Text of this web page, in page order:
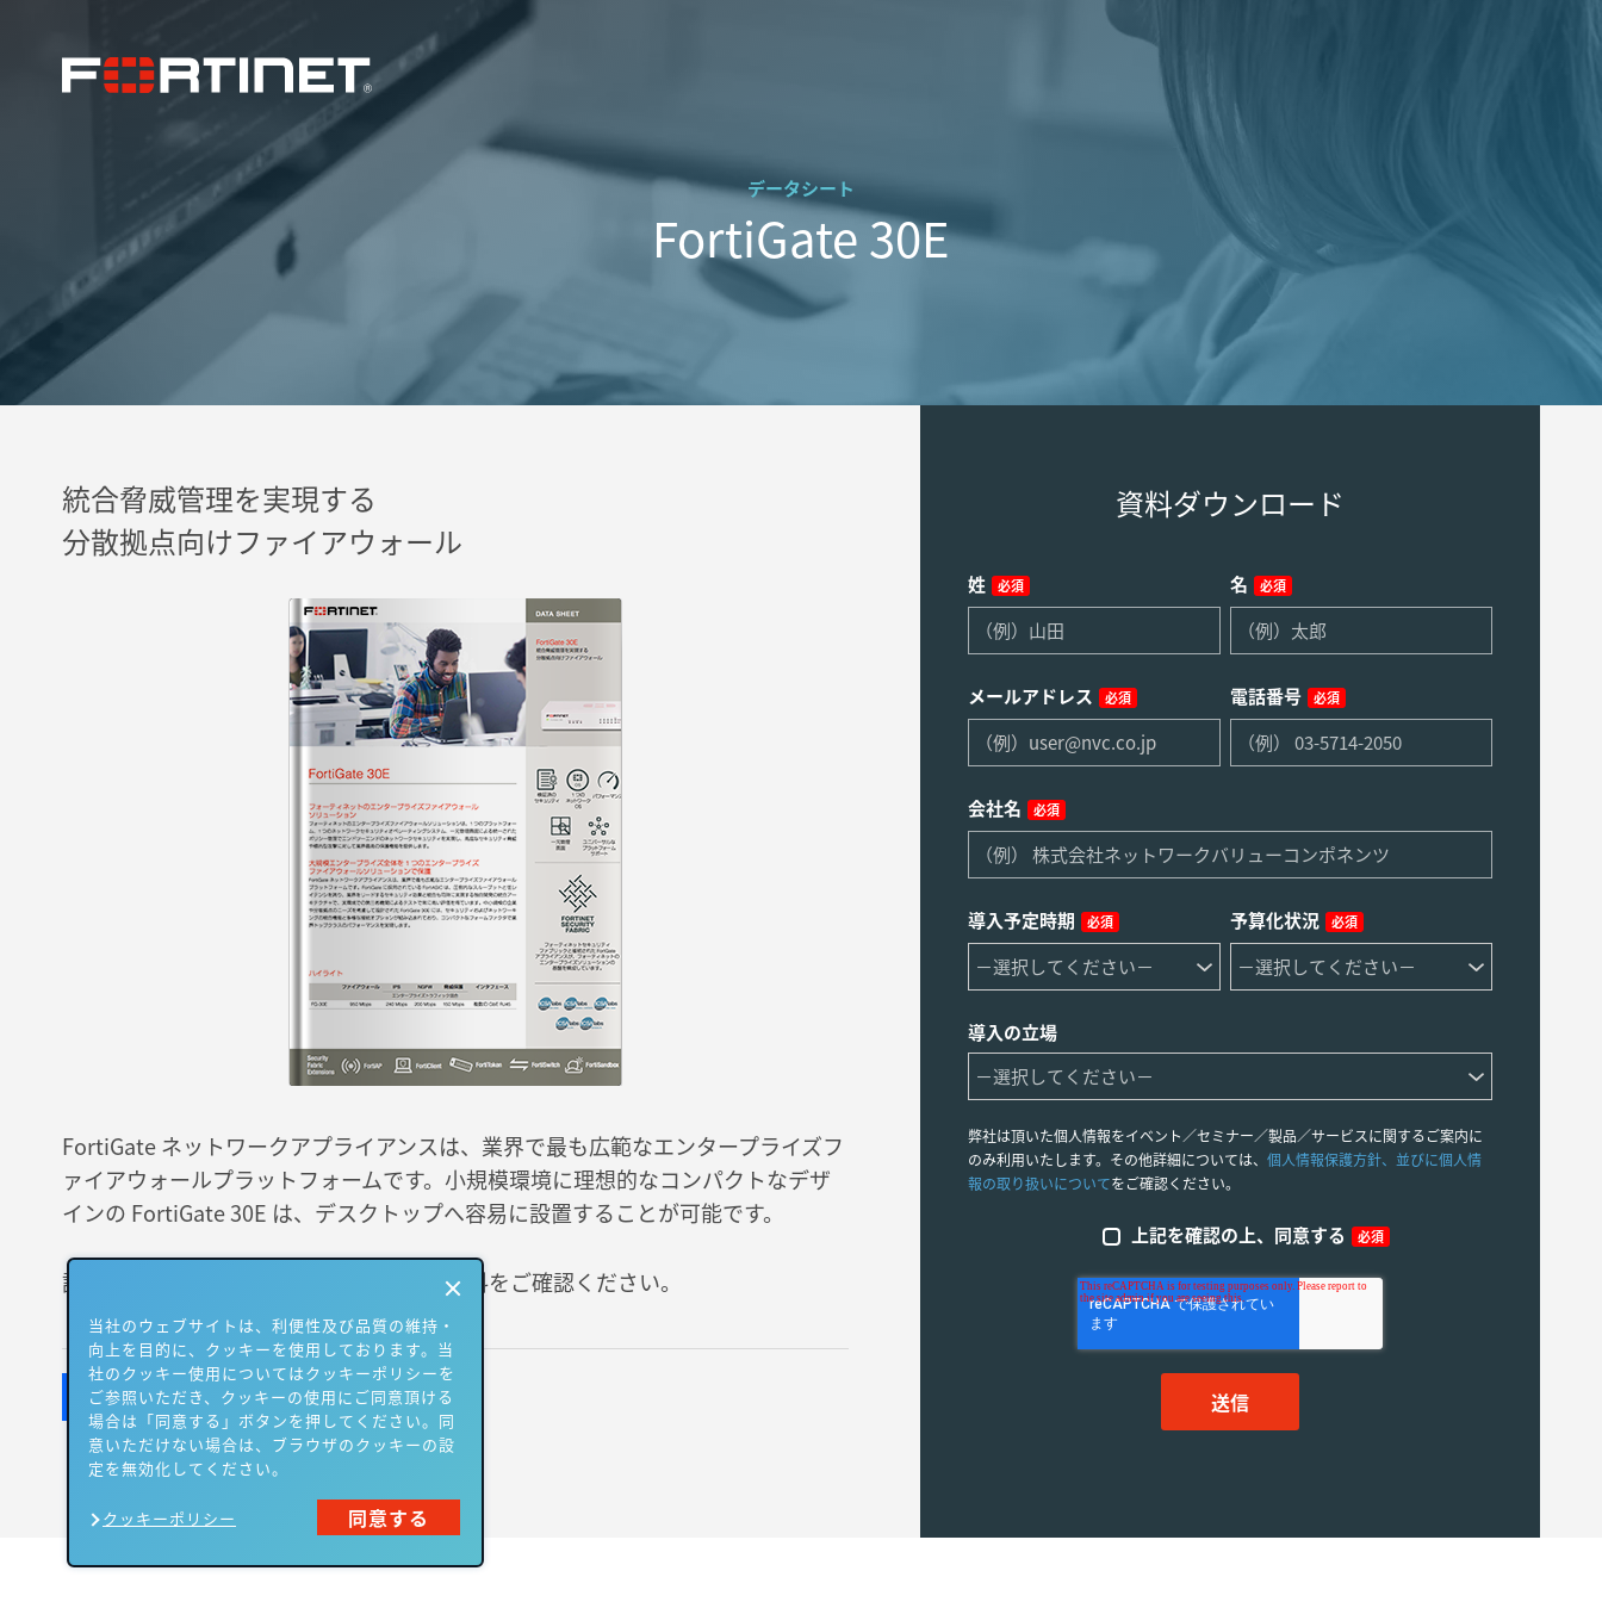
データシート
FortiGate 30E
統合脅威管理を実現する
分散拠点向けファイアウォール
FortiGate ネットワークアプライアンスは、業界で最も広範なエンタープライズフ
ァイアウォールプラットフォームです。小規模環境に理想的なコンパクトなデザ
インの FortiGate 30E は、デスクトップへ容易に設置することが可能です。
詳細は、フォームに必要情報を入力して資料をご確認ください。
資料ダウンロード
姓 必須 名 必須
メールアドレス 必須 電話番号 必須
会社名 必須
導入予定時期 必須 予算化状況 必須
導入の立場
弊社は頂いた個人情報をイベント／セミナー／製品／サービスに関するご案内に
のみ利用いたします。その他詳細については、 個人情報保護方針、並びに個人情
報の取り扱いについてをご確認ください。
上記を確認の上、同意する 必須
当社のウェブサイトは、利便性及び品質の維持・
向上を目的に、クッキーを使用しております。当
社のクッキー使用についてはクッキーポリシーを
ご参照いただき、クッキーの使用にご同意頂ける
場合は「同意する」ボタンを押してください。同
意いただけない場合は、ブラウザのクッキーの設
定を無効化してください。
クッキーポリシー 同意する